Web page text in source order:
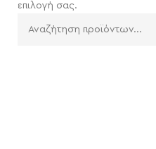
επιλογή σας.